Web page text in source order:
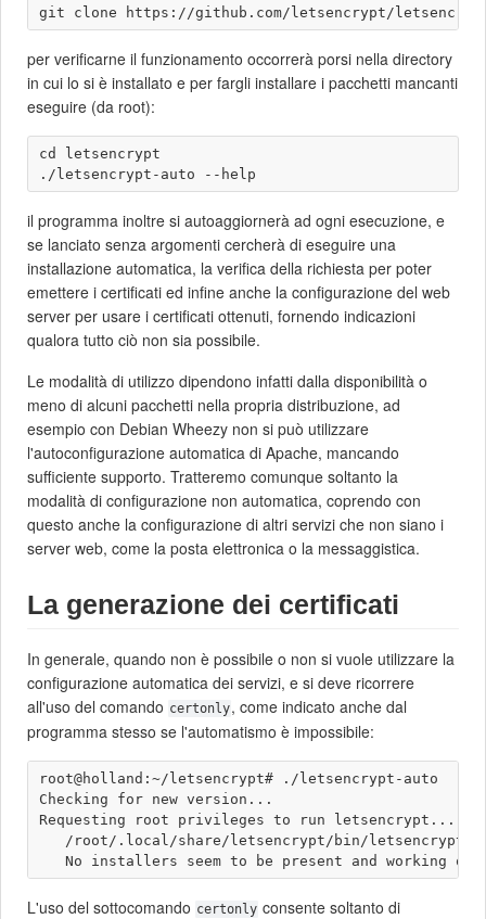
per verificarne il funzionamento occorrerà porsi nella directory
in cui lo si è installato e per fargli installare i pacchetti mancanti
eseguire (da root):
cd letsencrypt
il programma inoltre si autoaggiornerà ad ogni esecuzione, e
se lanciato senza argomenti cercherà di eseguire una
installazione automatica, la verifica della richiesta per poter
emettere i certificati ed infine anche la configurazione del web
server per usare i certificati ottenuti, fornendo indicazioni
qualora tutto ciò non sia possibile.
Le modalità di utilizzo dipendono infatti dalla disponibilità o
meno di alcuni pacchetti nella propria distribuzione, ad
esempio con Debian Wheezy non si può utilizzare
l'autoconfigurazione automatica di Apache, mancando
sufficiente supporto. Tratteremo comunque soltanto la
modalità di configurazione non automatica, coprendo con
questo anche la configurazione di altri servizi che non siano i
server web, come la posta elettronica o la messaggistica.
La generazione dei certificati
In generale, quando non è possibile o non si vuole utilizzare la
configurazione automatica dei servizi, e si deve ricorrere
all'uso del comando certonly, come indicato anche dal
programma stesso se l'automatismo è impossibile:
root@holland:~/letsencrypt# ./letsencrypt-auto
Checking for new version...
Requesting root privileges to run letsencrypt...
   /root/.local/share/letsencrypt/bin/letsencrypt
L'uso del sottocomando certonly consente soltanto di